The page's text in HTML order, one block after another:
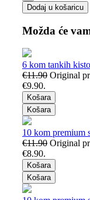
Dodaj u košaricu
Možda će
6 kom tankih
€11.90 Original
€9.90.
Košara
Košara
10 kom premium
€11.90 Original
€8.90.
Košara
Košara